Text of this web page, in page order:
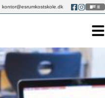
kontor@esrumkostskole.dk